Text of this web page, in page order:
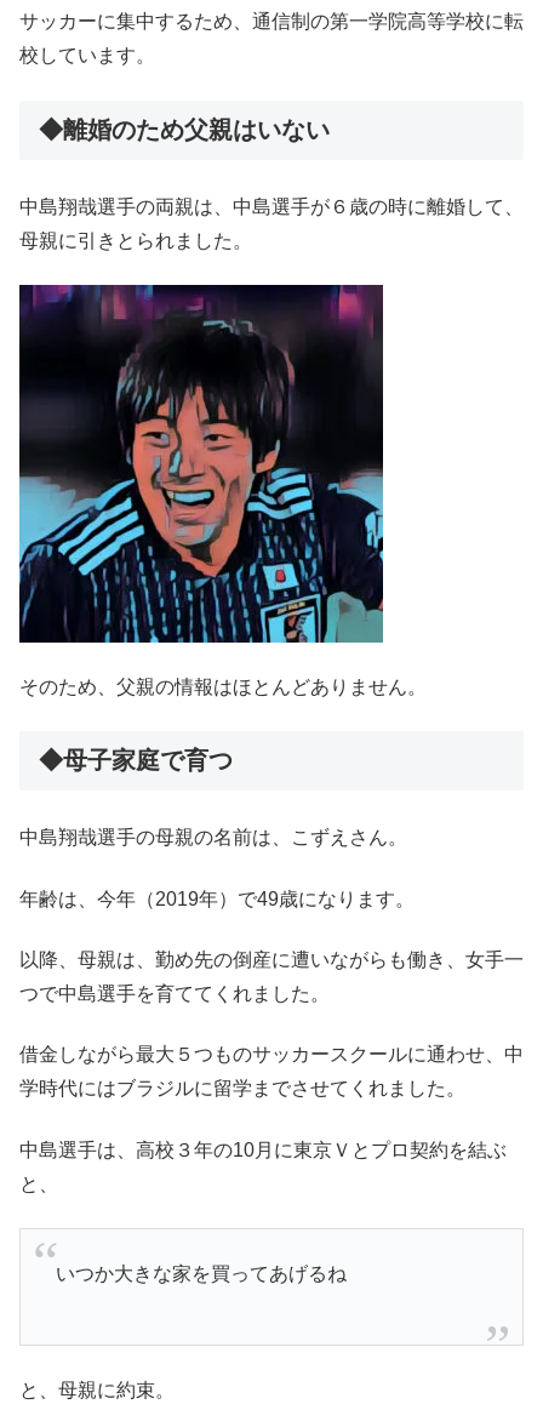
サッカーに集中するため、通信制の第一学院高等学校に転
校しています。
◆離婚のため父親はいない
中島翔哉選手の両親は、中島選手が６歳の時に離婚して、
母親に引きとられました。
そのため、父親の情報はほとんどありません。
◆母子家庭で育つ
中島翔哉選手の母親の名前は、こずえさん。
年齢は、今年（2019年）で49歳になります。
以降、母親は、勤め先の倒産に遭いながらも働き、女手一
つで中島選手を育ててくれました。
借金しながら最大５つものサッカースクールに通わせ、中
学時代にはブラジルに留学までさせてくれました。
中島選手は、高校３年の10月に東京Ｖとプロ契約を結ぶ
と、
いつか大きな家を買ってあげるね
と、母親に約束。